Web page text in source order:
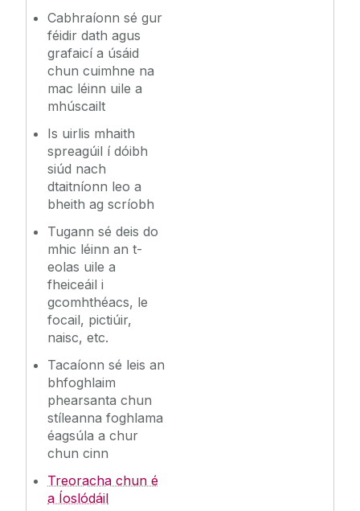
Cabhraíonn sé gur
féidir dath agus
grafaicí a úsáid
chun cuimhne na
mac léinn uile a
mhúscailt
Is uirlis mhaith
spreagúil í dóibh
siúd nach
dtaitníonn leo a
bheith ag scríobh
Tugann sé deis do
mhic léinn an t-
eolas uile a
fheiceáil i
gcomhthéacs, le
focail, pictiúir,
naisc, etc.
Tacaíonn sé leis an
bhfoghlaim
phearsanta chun
stíleanna foghlama
éagsúla a chur
chun cinn
Treoracha chun é
a Íoslódáil